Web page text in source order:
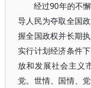
经过90年的不
导人民为夺取全国
握全国政权并长期
实行计划经济条件
放和发展社会主义
党。世情、国情、